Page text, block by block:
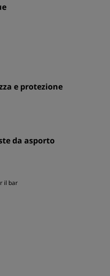
e protezione
da asporto
il bar